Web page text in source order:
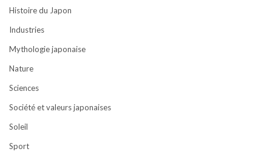
Histoire du Japon
Industries
Mythologie japonaise
Nature
Sciences
Société et valeurs japonaises
Soleil
Sport